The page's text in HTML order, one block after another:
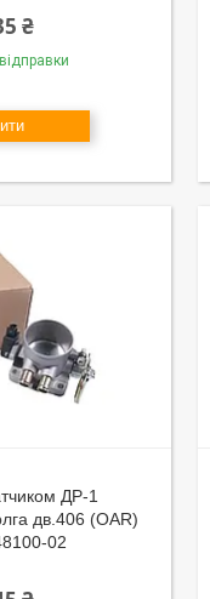
₴
ДР-1
дв.406 (OAR)
02